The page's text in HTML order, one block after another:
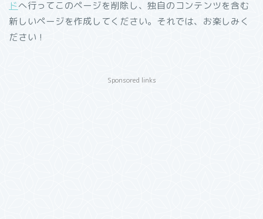
ドへ行ってこのページを削除し、独自のコンテンツを含む
新しいページを作成してください。それでは、お楽しみく
ださい !
Sponsored links